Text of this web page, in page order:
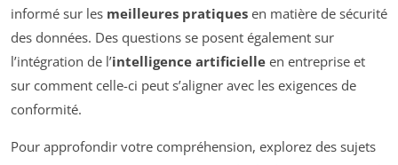
informé sur les meilleures pratiques en matière de sécurité
des données. Des questions se posent également sur
l’intégration de l’intelligence artificielle en entreprise et
sur comment celle-ci peut s’aligner avec les exigences de
conformité.
Pour approfondir votre compréhension, explorez des sujets